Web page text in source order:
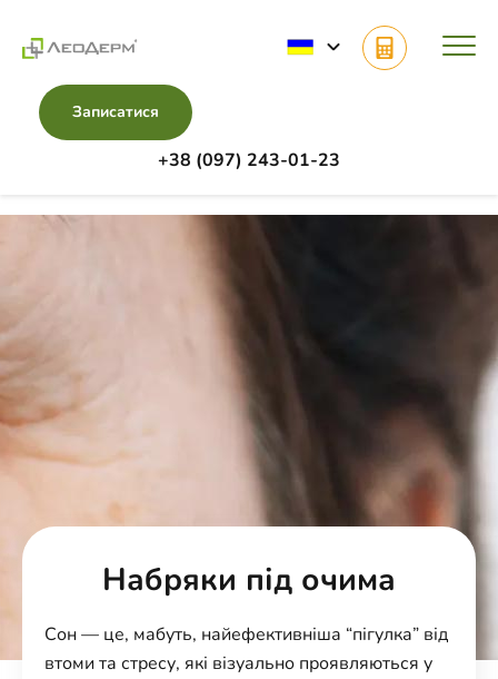
+38 (097) 243-01-23
Записатися
Набряки під очима
Сон — це, мабуть, найефективніша “пігулка” від
втоми та стресу, які візуально проявляються у